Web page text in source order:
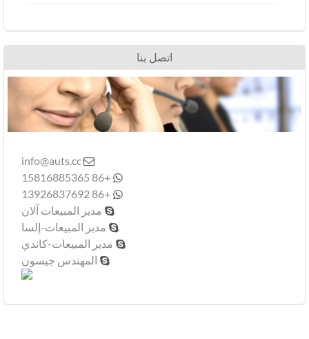
info@auts.cc
مدير المبيعات آلان
مدير المبيعات-إلسا
مدير المبيعات-كاندي
المهندس جيسون